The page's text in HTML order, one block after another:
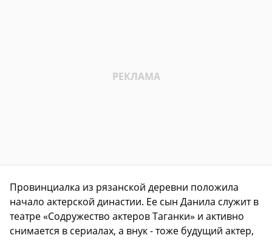
Провинциалка из рязанской деревни положила
начало актерской династии. Ее сын Данила служит в
театре «Содружество актеров Таганки» и активно
снимается в сериалах, а внук - тоже будущий актер,